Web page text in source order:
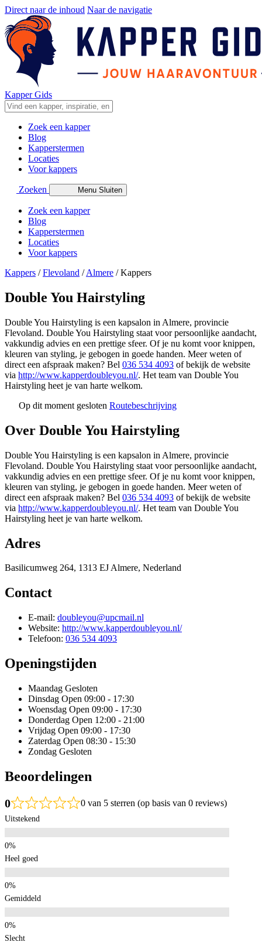
Direct naar de inhoud Naar de navigatie
Kapper Gids
Zoek een kapper
Blog
Kapperstermen
Locaties
Voor kappers
Zoeken Menu Sluiten
Zoek een kapper
Blog
Kapperstermen
Locaties
Voor kappers
Kappers /Flevoland /Almere /Kappers
Double You Hairstyling
Double You Hairstyling is een kapsalon in Almere, provincie
Flevoland. Double You Hairstyling staat voor persoonlijke aandacht,
vakkundig advies en een prettige sfeer. Of je nu komt voor knippen,
kleuren van styling, je gebogen in goede handen. Meer weten of
direct een afspraak maken? Bel 036 534 4093 of bekijk de website
via http://www.kapperdoubleyou.nl/. Het team van Double You
Hairstyling heet je van harte welkom.
Op dit moment gesloten Routebeschrijving
+
Over Double You Hairstyling
Double You Hairstyling is een kapsalon in Almere, provincie
Flevoland. Double You Hairstyling staat voor persoonlijke aandacht,
vakkundig advies en een prettige sfeer. Of je nu komt voor knippen,
kleuren van styling, je gebogen in goede handen. Meer weten of
direct een afspraak maken? Bel 036 534 4093 of bekijk de website
via http://www.kapperdoubleyou.nl/. Het team van Double You
Hairstyling heet je van harte welkom.
Adres
Basilicumweg 264, 1313 EJ Almere, Nederland
Contact
E-mail: doubleyou@upcmail.nl
Website: http://www.kapperdoubleyou.nl/
Telefoon: 036 534 4093
Openingstijden
Maandag Gesloten
Dinsdag Open 09:00 - 17:30
Woensdag Open 09:00 - 17:30
Donderdag Open 12:00 - 21:00
Vrijdag Open 09:00 - 17:30
Zaterdag Open 08:30 - 15:30
Zondag Gesloten
Beoordelingen
0 0 van 5 sterren (op basis van 0 reviews)
Uitstekend
Heel goed
Gemiddeld
Slecht